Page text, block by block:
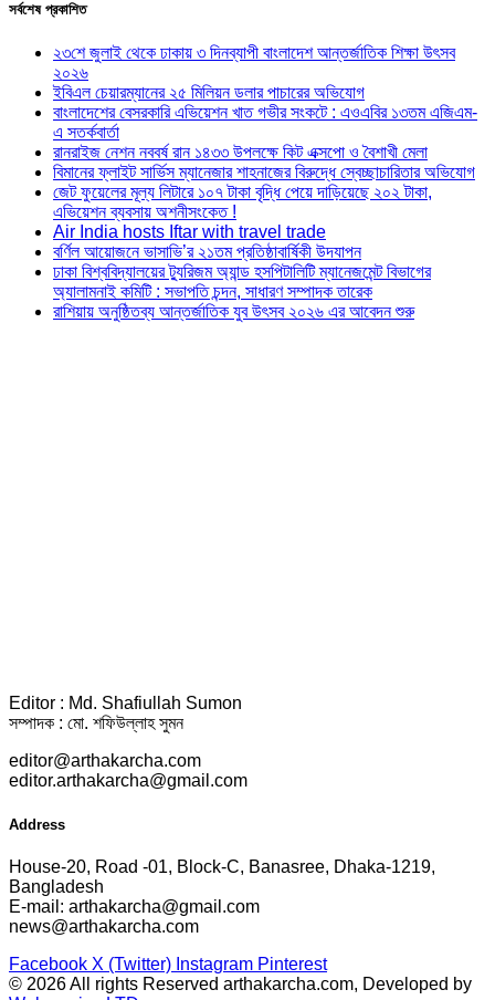
সর্বশেষ প্রকাশিত
২৩শে জুলাই থেকে ঢাকায় ৩ দিনব্যাপী বাংলাদেশ আন্তর্জাতিক শিক্ষা উৎসব
২০২৬
ইবিএল চেয়ারম্যানের ২৫ মিলিয়ন ডলার পাচারের অভিযোগ
বাংলাদেশের বেসরকারি এভিয়েশন খাত গভীর সংকটে : এওএবির ১৩তম এজিএম-
এ সতর্কবার্তা
রানরাইজ নেশন নববর্ষ রান ১৪৩৩ উপলক্ষে কিট এক্সপো ও বৈশাখী মেলা
বিমানের ফ্লাইট সার্ভিস ম্যানেজার শাহনাজের বিরুদ্ধে স্বেচ্ছাচারিতার অভিযোগ
জেট ফুয়েলের মূল্য লিটারে ১০৭ টাকা বৃদ্ধি পেয়ে দাড়িয়েছে ২০২ টাকা,
এভিয়েশন ব্যবসায় অশনীসংকেত !
Air India hosts Iftar with travel trade
বর্ণিল আয়োজনে ভাসাভি’র ২১তম প্রতিষ্ঠাবার্ষিকী উদযাপন
ঢাকা বিশ্ববিদ্যালয়ের ট্যুরিজম অ্যান্ড হসপিটালিটি ম্যানেজমেন্ট বিভাগের
অ্যালামনাই কমিটি : সভাপতি চন্দন, সাধারণ সম্পাদক তারেক
রাশিয়ায় অনুষ্ঠিতব্য আন্তর্জাতিক যুব উৎসব ২০২৬ এর আবেদন শুরু
Editor : Md. Shafiullah Sumon
সম্পাদক : মো. শফিউল্লাহ সুমন
editor@arthakarcha.com
editor.arthakarcha@gmail.com
Address
House-20, Road -01, Block-C, Banasree, Dhaka-1219,
Bangladesh
E-mail: arthakarcha@gmail.com
news@arthakarcha.com
Facebook X (Twitter) Instagram Pinterest
© 2026 All rights Reserved arthakarcha.com, Developed by